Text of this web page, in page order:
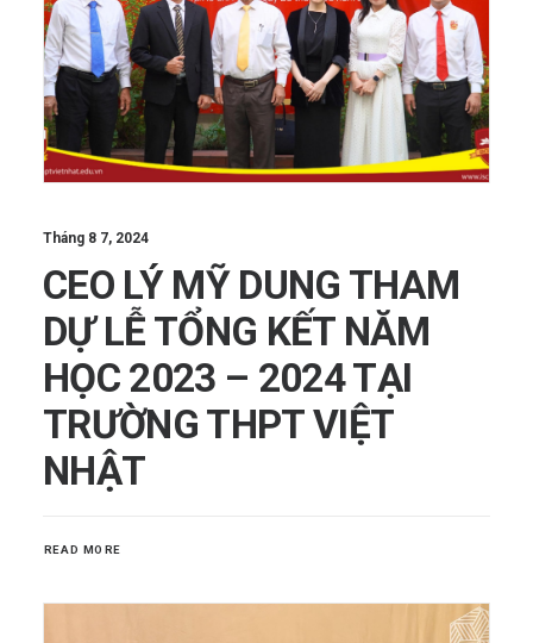
Tháng 8 7, 2024
CEO LÝ MỸ DUNG THAM
DỰ LỄ TỔNG KẾT NĂM
HỌC 2023 – 2024 TẠI
TRƯỜNG THPT VIỆT
NHẬT
READ MORE